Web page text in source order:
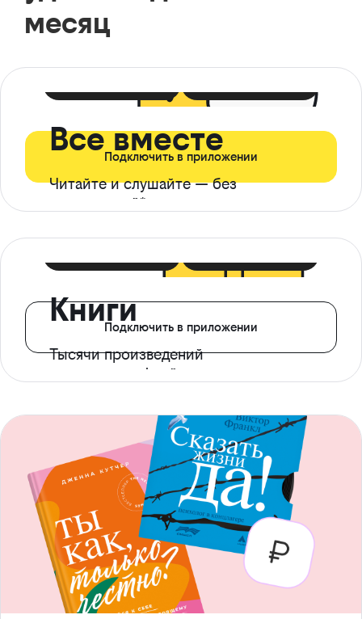
месяц
Все вместе
Читайте и слушайте — без
ограничений*
Подключить в приложении
Книги
Тысячи произведений
с доступом офлайн
Подключить в приложении